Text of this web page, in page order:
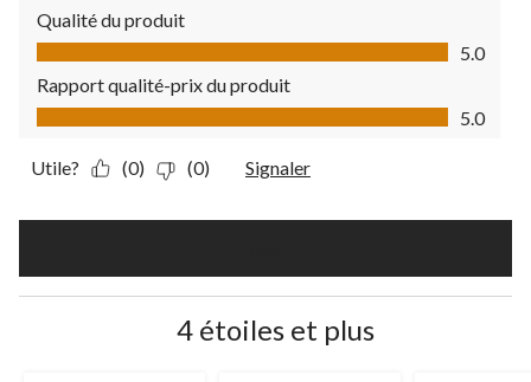
Qualité du produit
Qualité du produit, 5.0 sur 5
5.0
Rapport qualité-prix du produit
Rapport qualité-prix du produit, 5.0 sur 5
5.0
Utile? (0) (0) Signaler
4 étoiles et plus